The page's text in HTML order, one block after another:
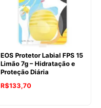
EOS Protetor Labial FPS 15
Limão 7g – Hidratação e
Proteção Diária
R$133,70